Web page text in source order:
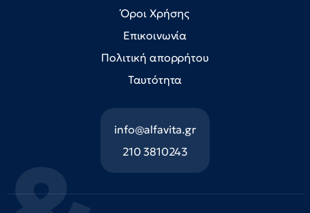
Όροι Χρήσης
Επικοινωνία
Πολιτική απορρήτου
Ταυτότητα
info@alfavita.gr
210 3810243